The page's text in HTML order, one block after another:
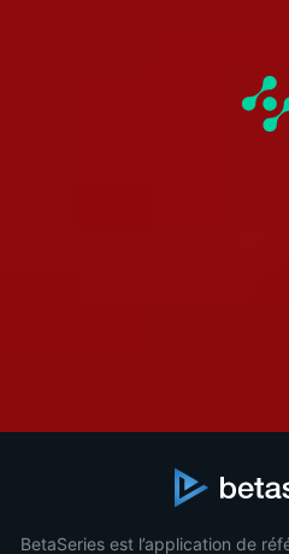
BetaSeries est l’application de